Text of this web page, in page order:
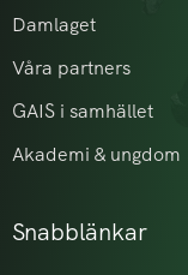
Damlaget
Våra partners
GAIS i samhället
Akademi & ungdom
Snabblänkar